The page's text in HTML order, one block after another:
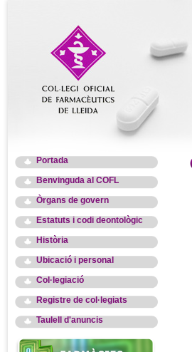
Portada
Benvinguda al COFL
Òrgans de govern
Estatuts i codi deontològic
Història
Ubicació i personal
Col·legiació
Registre de col·legiats
Taulell d'anuncis